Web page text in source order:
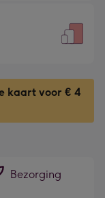
kaart voor € 4
Bezorging